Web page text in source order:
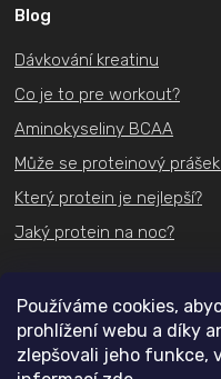
Používáme cookies,
prohlížení webu a díky
zlepšovali jeho funkce,
Blog
Dávkování kreatinu
Co je to pre workout?
Aminokyseliny BCAA
Může se proteinový
Který protein je nejlepší?
Jaký protein na noc?
Kontakt
+420731 489 074